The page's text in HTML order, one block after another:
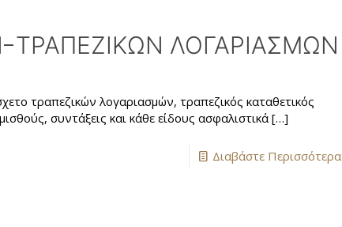
ΛΟΓΑΡΙΑΣΜΩΝ
τραπεζικών λογαριασμών, τραπεζικός καταθετικός
συντάξεις και κάθε είδους ασφαλιστικά[…]
Διαβάστε Περισσότερα